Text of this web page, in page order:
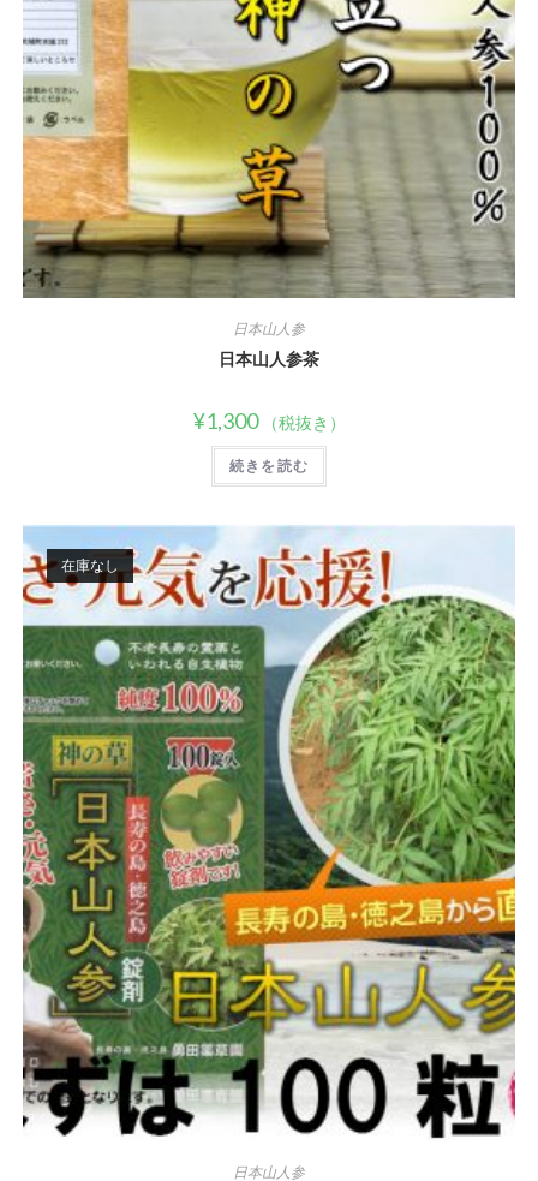
日本山人参
日本山人参茶
¥1,300 （税抜き）
続きを読む
在庫なし
日本山人参